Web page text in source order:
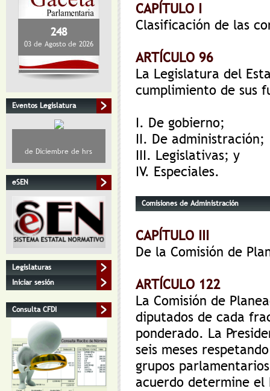
248
03 de Agosto de 2026
Eventos Legislatura
de Diciembre de hrs
eSEN
Legislaturas
Iniciar sesión
Consulta CFDI
CAPÍTULO I
Clasificación de las
ARTÍCULO 96
La Legislatura del
cumplimiento de sus
I. De gobierno;
II. De administración;
III. Legislativas; y
IV. Especiales.
Comisiones de Administración
CAPÍTULO III
De la Comisión de
ARTÍCULO 122
La Comisión de
diputados de cada
ponderado. La
seis meses
grupos
acuerdo determine el